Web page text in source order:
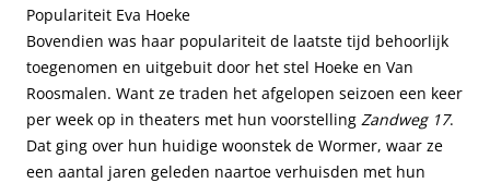
Populariteit Eva Hoeke
Bovendien was haar populariteit de laatste tijd behoorlijk
toegenomen en uitgebuit door het stel Hoeke en Van
Roosmalen. Want ze traden het afgelopen seizoen een keer
per week op in theaters met hun voorstelling Zandweg 17.
Dat ging over hun huidige woonstek de Wormer, waar ze
een aantal jaren geleden naartoe verhuisden met hun